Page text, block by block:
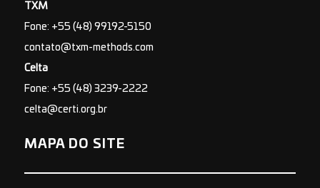
TXM
Fone: +55 (48) 99192-5150
contato@txm-methods.com
Celta
Fone: +55 (48) 3239-2222
celta@certi.org.br
MAPA DO SITE